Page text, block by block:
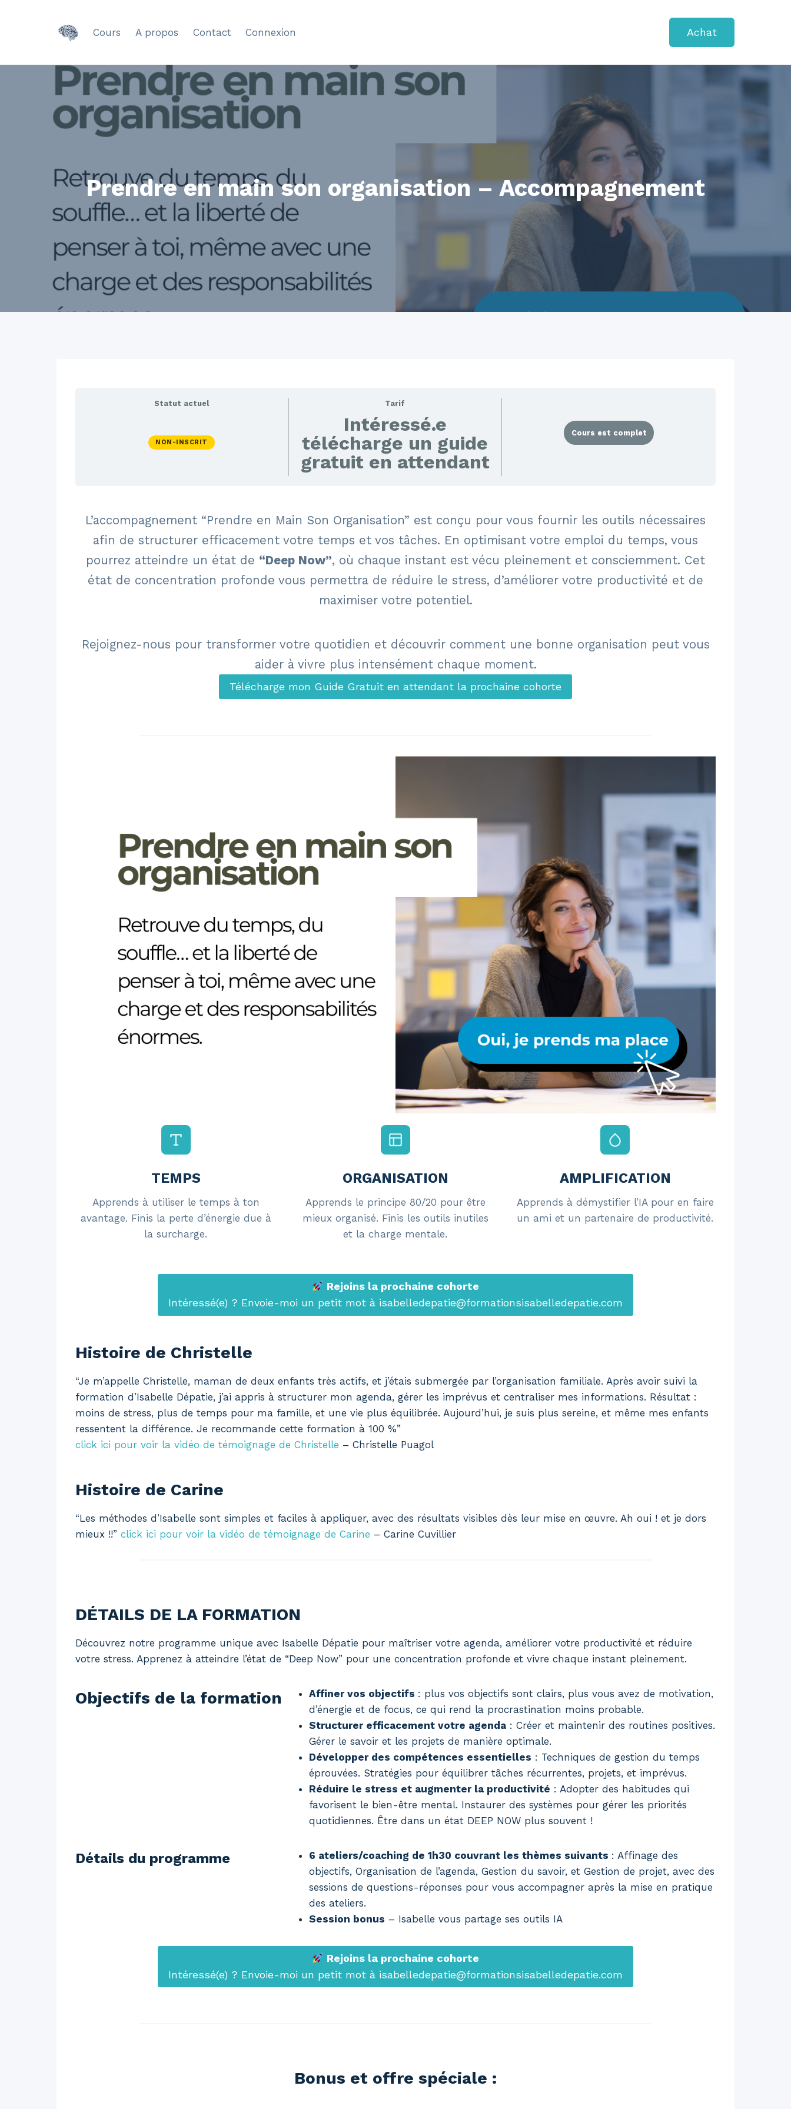
Cours A propos Contact Connexion Achat
Prendre en main son organisation – Accompagnement
Statut actuel
NON-INSCRIT
Tarif
Intéressé.e
télécharge un guide
gratuit en attendant
Cours est complet
L’accompagnement “Prendre en Main Son Organisation” est conçu pour vous fournir les outils nécessaires
afin de structurer efficacement votre temps et vos tâches. En optimisant votre emploi du temps, vous
pourrez atteindre un état de “Deep Now”, où chaque instant est vécu pleinement et consciemment. Cet
état de concentration profonde vous permettra de réduire le stress, d’améliorer votre productivité et de
maximiser votre potentiel.
Rejoignez-nous pour transformer votre quotidien et découvrir comment une bonne organisation peut vous
aider à vivre plus intensément chaque moment.
Télécharge mon Guide Gratuit en attendant la prochaine cohorte
TEMPS
Apprends à utiliser le temps à ton
avantage. Finis la perte d’énergie due à
la surcharge.
ORGANISATION
Apprends le principe 80/20 pour être
mieux organisé. Finis les outils inutiles
et la charge mentale.
AMPLIFICATION
Apprends à démystifier l’IA pour en faire
un ami et un partenaire de productivité.
Rejoins la prochaine cohorte
Intéressé(e) ? Envoie-moi un petit mot à isabelledepatie@formationsisabelledepatie.com
Histoire de Christelle
“Je m’appelle Christelle, maman de deux enfants très actifs, et j’étais submergée par l’organisation familiale. Après avoir suivi la
formation d’Isabelle Dépatie, j’ai appris à structurer mon agenda, gérer les imprévus et centraliser mes informations. Résultat :
moins de stress, plus de temps pour ma famille, et une vie plus équilibrée. Aujourd’hui, je suis plus sereine, et même mes enfants
ressentent la différence. Je recommande cette formation à 100 %”
click ici pour voir la vidéo de témoignage de Christelle – Christelle Puagol
Histoire de Carine
“Les méthodes d’Isabelle sont simples et faciles à appliquer, avec des résultats visibles dès leur mise en œuvre. Ah oui ! et je dors
mieux !!” click ici pour voir la vidéo de témoignage de Carine – Carine Cuvillier
DÉTAILS DE LA FORMATION
Découvrez notre programme unique avec Isabelle Dépatie pour maîtriser votre agenda, améliorer votre productivité et réduire
votre stress. Apprenez à atteindre l’état de “Deep Now” pour une concentration profonde et vivre chaque instant pleinement.
Objectifs de la formation Affiner vos objectifs : plus vos objectifs sont clairs, plus vous avez de motivation,
d’énergie et de focus, ce qui rend la procrastination moins probable.
Structurer efficacement votre agenda: Créer et maintenir des routines positives.
Gérer le savoir et les projets de manière optimale.
Développer des compétences essentielles : Techniques de gestion du temps
éprouvées. Stratégies pour équilibrer tâches récurrentes, projets, et imprévus.
Réduire le stress et augmenter la productivité : Adopter des habitudes qui
favorisent le bien-être mental. Instaurer des systèmes pour gérer les priorités
quotidiennes. Être dans un état DEEP NOW plus souvent !
Détails du programme 6 ateliers/coaching de 1h30 couvrant les thèmes suivants : Affinage des
objectifs, Organisation de l’agenda, Gestion du savoir, et Gestion de projet, avec des
sessions de questions-réponses pour vous accompagner après la mise en pratique
des ateliers.
Session bonus – Isabelle vous partage ses outils IA
Rejoins la prochaine cohorte
Intéressé(e) ? Envoie-moi un petit mot à isabelledepatie@formationsisabelledepatie.com
Bonus et offre spéciale :